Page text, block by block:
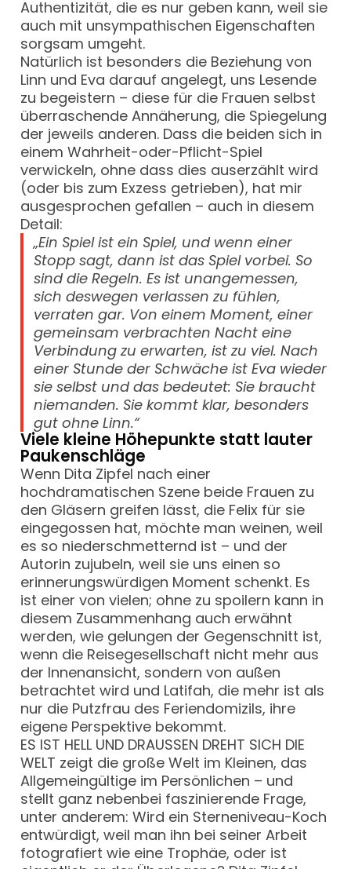
Authentizität, die es nur geben kann, weil sie
auch mit unsympathischen Eigenschaften
sorgsam umgeht.
Natürlich ist besonders die Beziehung von
Linn und Eva darauf angelegt, uns Lesende
zu begeistern – diese für die Frauen selbst
überraschende Annäherung, die Spiegelung
der jeweils anderen. Dass die beiden sich in
einem Wahrheit-oder-Pflicht-Spiel
verwickeln, ohne dass dies auserzählt wird
(oder bis zum Exzess getrieben), hat mir
ausgesprochen gefallen – auch in diesem
Detail:
„Ein Spiel ist ein Spiel, und wenn einer
Stopp sagt, dann ist das Spiel vorbei. So
sind die Regeln. Es ist unangemessen,
sich deswegen verlassen zu fühlen,
verraten gar. Von einem Moment, einer
gemeinsam verbrachten Nacht eine
Verbindung zu erwarten, ist zu viel. Nach
einer Stunde der Schwäche ist Eva wieder
sie selbst und das bedeutet: Sie braucht
niemanden. Sie kommt klar, besonders
gut ohne Linn.“
Viele kleine Höhepunkte statt lauter
Paukenschläge
Wenn Dita Zipfel nach einer
hochdramatischen Szene beide Frauen zu
den Gläsern greifen lässt, die Felix für sie
eingegossen hat, möchte man weinen, weil
es so niederschmetternd ist – und der
Autorin zujubeln, weil sie uns einen so
erinnerungswürdigen Moment schenkt. Es
ist einer von vielen; ohne zu spoilern kann in
diesem Zusammenhang auch erwähnt
werden, wie gelungen der Gegenschnitt ist,
wenn die Reisegesellschaft nicht mehr aus
der Innenansicht, sondern von außen
betrachtet wird und Latifah, die mehr ist als
nur die Putzfrau des Feriendomizils, ihre
eigene Perspektive bekommt.
ES IST HELL UND DRAUSSEN DREHT SICH DIE
WELT zeigt die große Welt im Kleinen, das
Allgemeingültige im Persönlichen – und
stellt ganz nebenbei faszinierende Frage,
unter anderem: Wird ein Sterneniveau-Koch
entwürdigt, weil man ihn bei seiner Arbeit
fotografiert wie eine Trophäe, oder ist